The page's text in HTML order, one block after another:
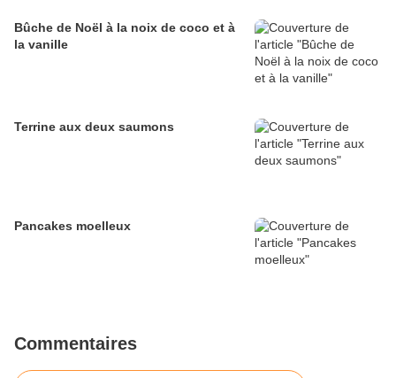
Bûche de Noël à la noix de coco et à
la vanille
Terrine aux deux saumons
Pancakes moelleux
Commentaires